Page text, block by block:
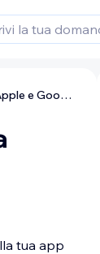
App mobile Wix: le email che ricevi da Apple e Google
tua app